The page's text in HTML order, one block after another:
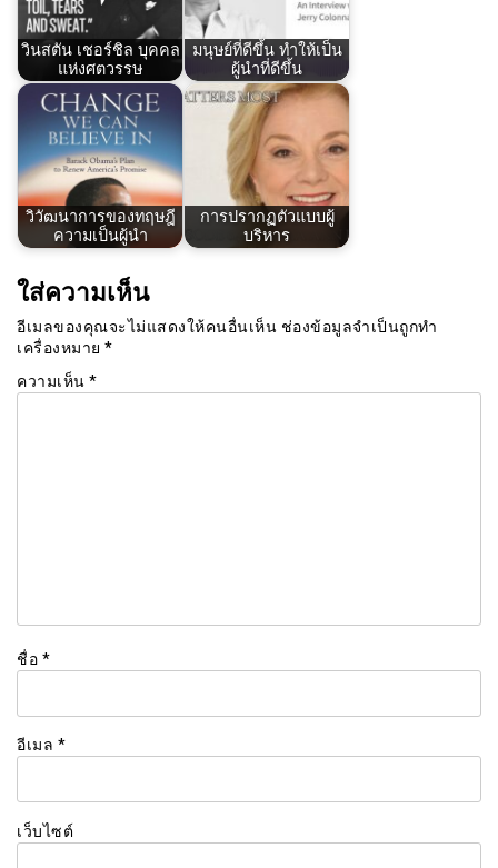
วินสตัน เชอร์ชิล บุคคล
แห่งศตวรรษ
มนุษย์ที่ดีขึ้น ทำให้เป็น
ผู้นำที่ดีขึ้น
วิวัฒนาการของทฤษฎี
ความเป็นผู้นำ
การปรากฏตัวแบบผู้
บริหาร
ใส่ความเห็น
อีเมลของคุณจะไม่แสดงให้คนอื่นเห็น ช่องข้อมูลจำเป็นถูกทำ
เครื่องหมาย *
ความเห็น *
ชื่อ *
อีเมล *
เว็บไซต์